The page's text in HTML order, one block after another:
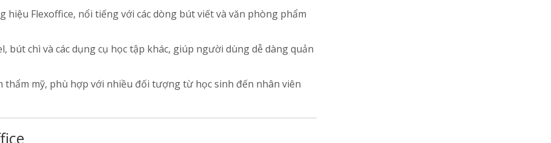
Flexoffice, nổi tiếng với các dòng bút viết và văn phòng phẩm
chì và các dụng cụ học tập khác, giúp người dùng dễ dàng quản
mỹ, phù hợp với nhiều đối tượng từ học sinh đến nhân viên